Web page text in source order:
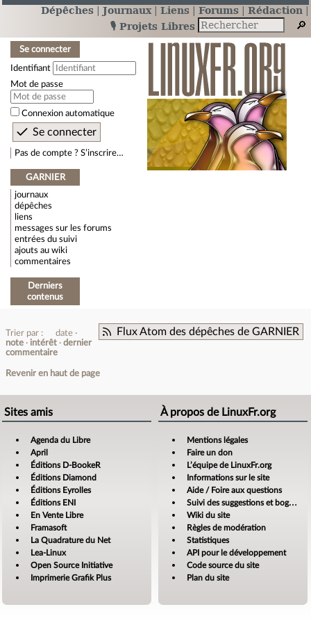
Dépêches Journaux Liens Forums
Rédaction
🎙️ Projets Libres
Se connecter
Identifiant
Mot de passe
Connexion automatique
Pas de compte ? S’inscrire…
GARNIER
journaux
dépêches
liens
messages sur les forums
entrées du suivi
ajouts au wiki
commentaires
Derniers
contenus
Flux Atom des dépêches de GARNIER
Trier par :
date
note
intérêt
dernier
commentaire
Revenir en haut de page
Sites amis
Agenda du Libre
April
Éditions D-BookeR
Éditions Diamond
Éditions Eyrolles
Éditions ENI
En Vente Libre
Framasoft
La Quadrature du Net
Lea-Linux
Open Source Initiative
Imprimerie Grafik Plus
À propos de LinuxFr.org
Mentions légales
Faire un don
L’équipe de LinuxFr.org
Informations sur le site
Aide / Foire aux questions
Suivi des suggestions et bogues
Wiki du site
Règles de modération
Statistiques
API pour le développement
Code source du site
Plan du site